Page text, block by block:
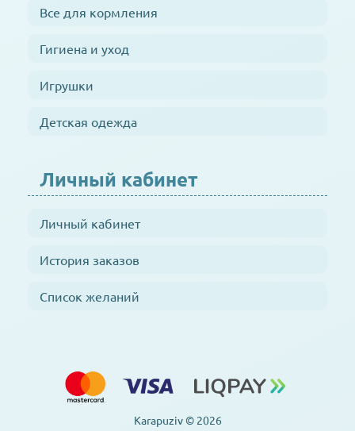
Все для кормления
Гигиена и уход
Игрушки
Детская одежда
Личный кабинет
Личный кабинет
История заказов
Список желаний
Karapuziv © 2026